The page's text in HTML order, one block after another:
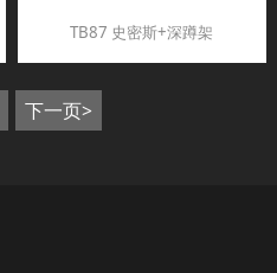
TB87 史密斯+深蹲架
下一页>